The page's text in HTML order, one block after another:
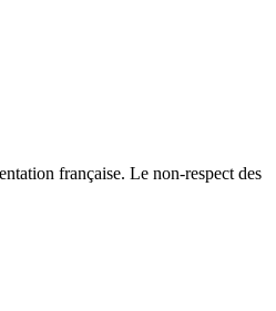
française. Le non-respect des